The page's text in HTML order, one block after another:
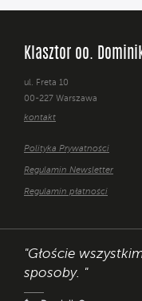
Klasztor oo.
ul. Freta 10
00-227 Warszawa
kontakt
Polityka Prywatności
Regulamin Newsletter
Regulamin płatności
"Głoście
sposoby. "